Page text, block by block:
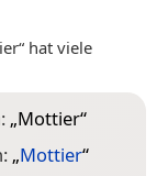
hat viele
„Mottier“
„Mottier“